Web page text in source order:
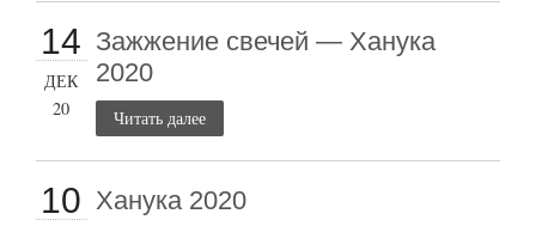
14
ДЕК
20
Зажжение свечей — Ханука
2020
Читать далее
10 Ханука 2020